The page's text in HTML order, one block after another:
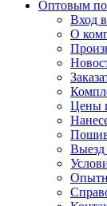
Оптовым
Вход
О
Цены
Пошив
Выезд